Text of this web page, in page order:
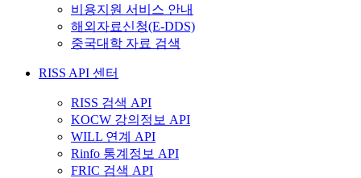
비용지원 서비스 안내
해외자료신청(E-DDS)
중국대학 자료 검색
RISS API 센터
RISS 검색 API
KOCW 강의정보 API
WILL 연계 API
Rinfo 통계정보 API
FRIC 검색 API